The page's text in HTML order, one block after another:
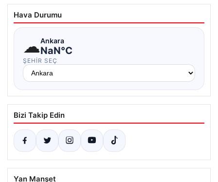
Hava Durumu
☁Ankara
NaN°C
ŞEHIR SEÇ
Bizi Takip Edin
Yan Manşet